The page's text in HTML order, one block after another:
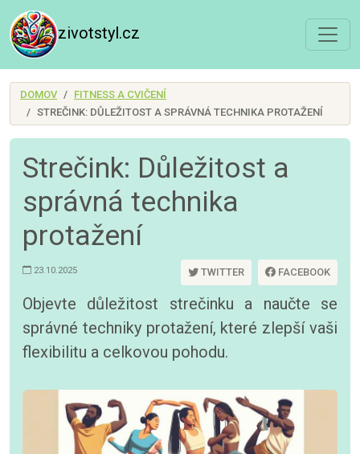
zivotstyl.cz
DOMOV
FITNESS A CVIČENÍ
STREČINK: DŮLEŽITOST A SPRÁVNÁ TECHNIKA PROTAŽENÍ
Strečink: Důležitost a
správná technika
protažení
23.10.2025 TWITTER FACEBOOK
Objevte důležitost strečinku a naučte se
správné techniky protažení, které zlepší vaši
flexibilitu a celkovou pohodu.